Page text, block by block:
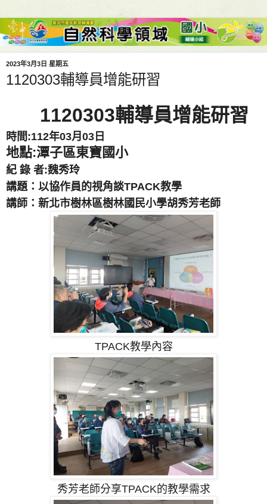
2023年3月3日 星期五
1120303輔導員增能研習
1120303輔導員增能研習
時間:112年03月03日
地點:潭子區東寶國小
紀 錄 者:魏秀玲
講題：以協作員的視角談TPACK教學
講師：新北市樹林區樹林國民小學胡秀芳老師
TPACK教學內容
秀芳老師分享TPACK的教學需求